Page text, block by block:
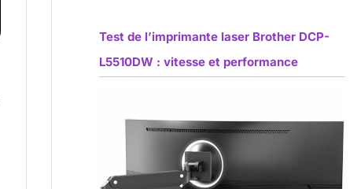
Test de l’imprimante laser Brother DCP-
L5510DW : vitesse et performance